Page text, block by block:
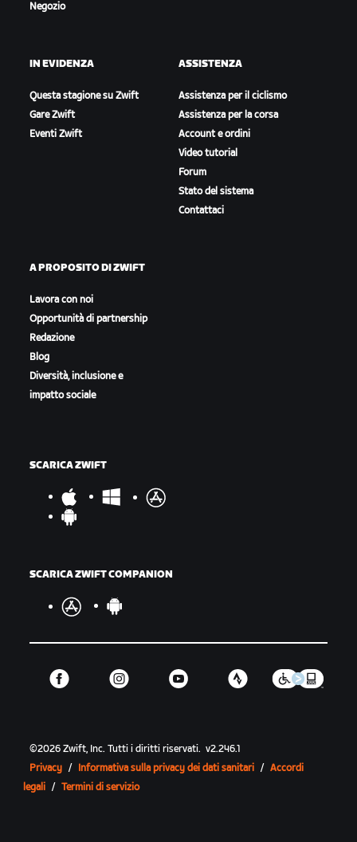
Negozio
IN EVIDENZA
Questa stagione su Zwift
Gare Zwift
Eventi Zwift
ASSISTENZA
Assistenza per il ciclismo
Assistenza per la corsa
Account e ordini
Video tutorial
Forum
Stato del sistema
Contattaci
A PROPOSITO DI ZWIFT
Lavora con noi
Opportunità di partnership
Redazione
Blog
Diversità, inclusione e
impatto sociale
SCARICA ZWIFT
SCARICA ZWIFT COMPANION
©2026 Zwift, Inc.Tutti i diritti riservati. v2.246.1
Privacy / Informativa sulla privacy dei dati sanitari / Accordi
legali / Termini di servizio